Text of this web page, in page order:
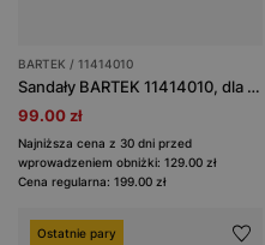
BARTEK / 11414010
Sandały BARTEK 11414010, dla dziewcząt, beżowo-złoty
99.00 zł
Najniższa cena z 30 dni przed
wprowadzeniem obniżki: 129.00 zł
Cena regularna: 199.00 zł
Ostatnie pary